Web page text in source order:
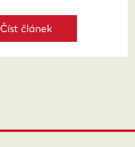
Číst článek